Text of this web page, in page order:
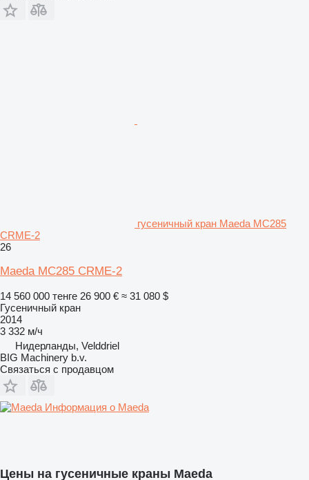
гусеничный кран Maeda MC285
CRME-2
26
Maeda MC285 CRME-2
14 560 000 тенге 26 900 € ≈ 31 080 $
Гусеничный кран
2014
3 332 м/ч
Нидерланды, Velddriel
BIG Machinery b.v.
Связаться с продавцом
Информация о Maeda
Цены на гусеничные краны Maeda